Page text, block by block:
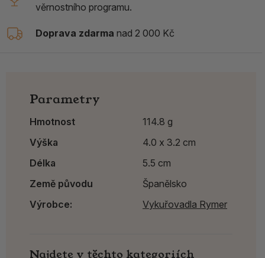
věrnostního programu.
Doprava zdarma nad 2 000 Kč
Parametry
Hmotnost
114.8 g
Výška
4.0 x 3.2 cm
Délka
5.5 cm
Země původu
Španělsko
Výrobce:
Vykuřovadla Rymer
Najdete v těchto kategoriích